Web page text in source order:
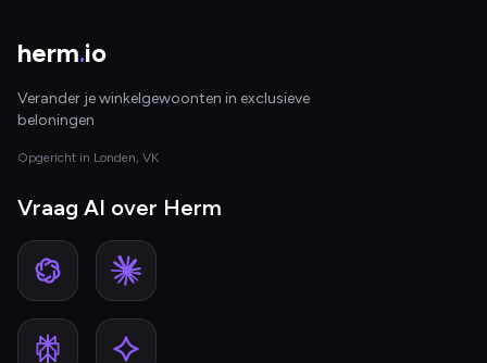
herm.io
Verander je winkelgewoonten in exclusieve
beloningen
Opgericht in Londen, VK
Vraag AI over Herm